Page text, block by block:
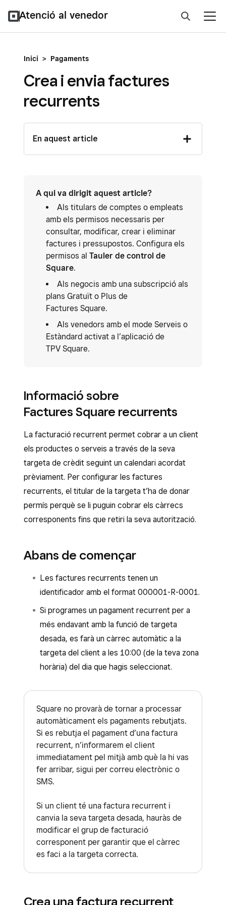
Atenció al venedor
Inici > Pagaments
Crea i envia factures
recurrents
En aquest article
A qui va dirigit aquest article?
Als titulars de comptes o empleats
amb els permisos necessaris per
consultar, modificar, crear i eliminar
factures i pressupostos. Configura els
permisos al Tauler de control de
Square.
Als negocis amb una subscripció als
plans Gratuït o Plus de
Factures Square.
Als venedors amb el mode Serveis o
Estàndard activat a l’aplicació de
TPV Square.
Informació sobre
Factures Square recurrents
La facturació recurrent permet cobrar a un client
els productes o serveis a través de la seva
targeta de crèdit seguint un calendari acordat
prèviament. Per configurar les factures
recurrents, el titular de la targeta t’ha de donar
permís perquè se li puguin cobrar els càrrecs
corresponents fins que retiri la seva autorització.
Abans de començar
Les factures recurrents tenen un
identificador amb el format 000001-R-0001.
Si programes un pagament recurrent per a
més endavant amb la funció de targeta
desada, es farà un càrrec automàtic a la
targeta del client a les 10:00 (de la teva zona
horària) del dia que hagis seleccionat.
Square no provarà de tornar a processar
automàticament els pagaments rebutjats.
Si es rebutja el pagament d’una factura
recurrent, n’informarem el client
immediatament pel mitjà amb què la hi vas
fer arribar, sigui per correu electrònic o
SMS.
Si un client té una factura recurrent i
canvia la seva targeta desada, hauràs de
modificar el grup de facturació
corresponent per garantir que el càrrec
es faci a la targeta correcta.
Crea una factura recurrent